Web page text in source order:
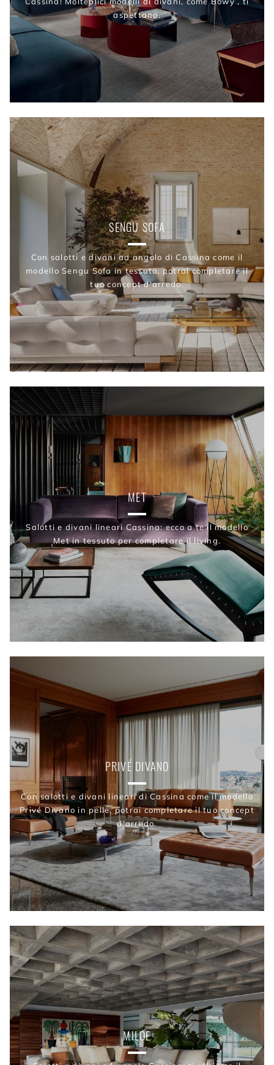
aspettano.
SENGU SOFA
Con salotti e divani ad angolo di Cassina come il
modello Sengu Sofa in tessuto, potrai completare il
tuo concept d'arredo.
MET
Salotti e divani lineari Cassina: ecco a te il modello
Met in tessuto per completare il living.
PRIVÉ DIVANO
Con salotti e divani lineari di Cassina come il modello
Privé Divano in pelle, potrai completare il tuo concept
d'arredo.
MILOE